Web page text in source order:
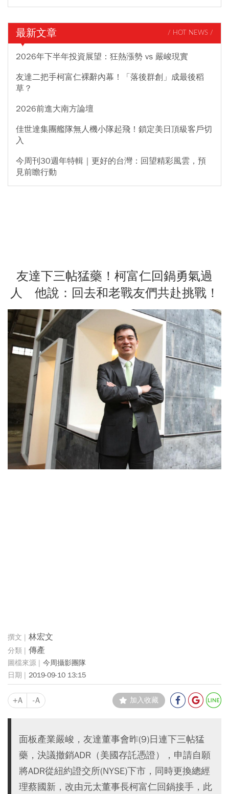
最新文章 / HOT NEWS /
2026年下半年投資展望：狂熱漲勢 vs 嚴峻現實
友達二把手柯富仁裸辭內幕！「落後群創」成最後稻
草？
2026前進大南方論壇
佳世達集團艦隊無人機小隊起飛！鎖定美日頂級客戶切
入
今周刊30週年特輯｜更好的台灣：回望精彩風雲，預
見前瞻行動
友達下三帖猛藥！柯富仁回鍋勇氣過
人 他說：回去和老戰友們共赴挑戰！
林宏文
傳產
今周攝影團隊
2019-09-10 13:15
+A -A 加入收藏
面板產業嚴峻，友達董事會昨(9)日連下三帖猛
藥，決議撤銷ADR（美國存託憑證），申請自願
將ADR從紐約證交所(NYSE)下市，同時更換總經
理蔡國新，改由元太董事長柯富仁回鍋接手，此